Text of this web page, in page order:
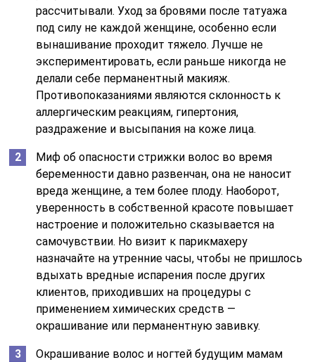
рассчитывали. Уход за бровями после татуажа
под силу не каждой женщине, особенно если
вынашивание проходит тяжело. Лучше не
экспериментировать, если раньше никогда не
делали себе перманентный макияж.
Противопоказаниями являются склонность к
аллергическим реакциям, гипертония,
раздражение и высыпания на коже лица.
Миф об опасности стрижки волос во время
беременности давно развенчан, она не наносит
вреда женщине, а тем более плоду. Наоборот,
уверенность в собственной красоте повышает
настроение и положительно сказывается на
самочувствии. Но визит к парикмахеру
назначайте на утренние часы, чтобы не пришлось
вдыхать вредные испарения после других
клиентов, приходивших на процедуры с
применением химических средств —
окрашивание или перманентную завивку.
Окрашивание волос и ногтей будущим мамам